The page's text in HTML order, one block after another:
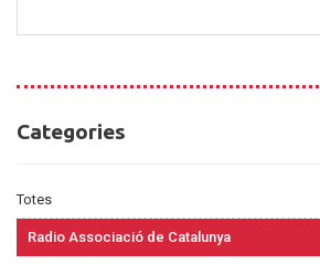
Categories
Categories
Totes
Radio Associació de Catalunya